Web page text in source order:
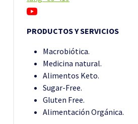
PRODUCTOS Y SERVICIOS
Macrobiótica.
Medicina natural.
Alimentos Keto.
Sugar-Free.
Gluten Free.
Alimentación Orgánica.